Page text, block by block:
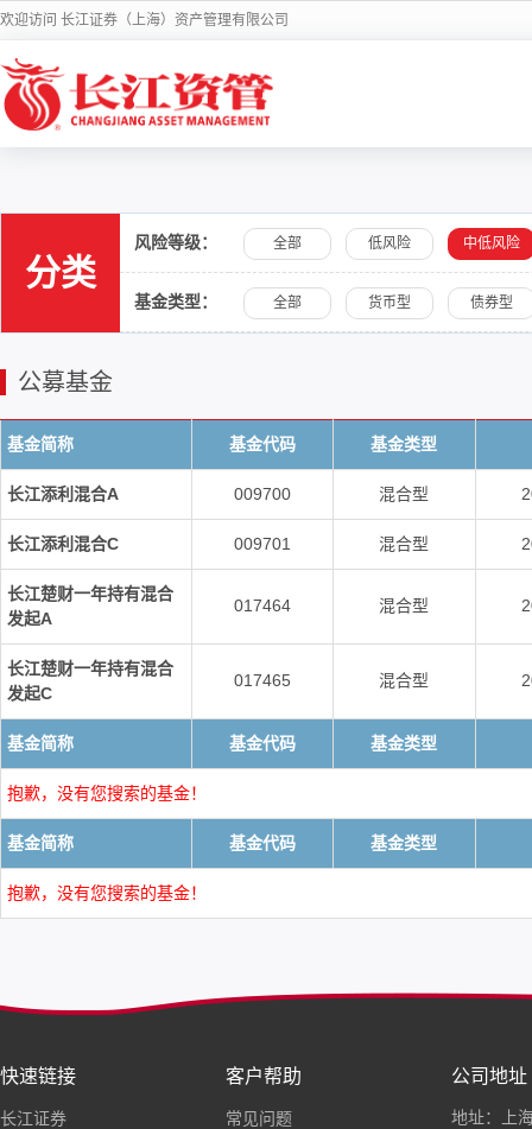
欢迎访问 长江证券（上海）资产管理有限公司
分类
风险等级： 全部 低风险 中低风险
基金类型： 全部 货币型 债券型
公募基金
基金简称 基金代码 基金类型
长江添利混合A 009700 混合型
长江添利混合C 009701 混合型
长江楚财一年持有混合
发起A
017464 混合型
长江楚财一年持有混合
发起C
017465 混合型
基金简称 基金代码 基金类型
抱歉，没有您搜索的基金！
基金简称 基金代码 基金类型
抱歉，没有您搜索的基金！
快速链接
长江证券
客户帮助
常见问题
公司地址
地址：上